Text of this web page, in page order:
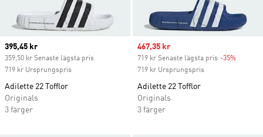
Current price
395,45 kr
359,50 kr Senaste lägsta pris
719 kr Ursprungspris
Adilette 22 Tofflor
Originals
3 färger
Sale price
467,35 kr
719 kr Senaste lägsta pris -35%
719 kr Ursprungspris
Adilette 22 Tofflor
Originals
3 färger